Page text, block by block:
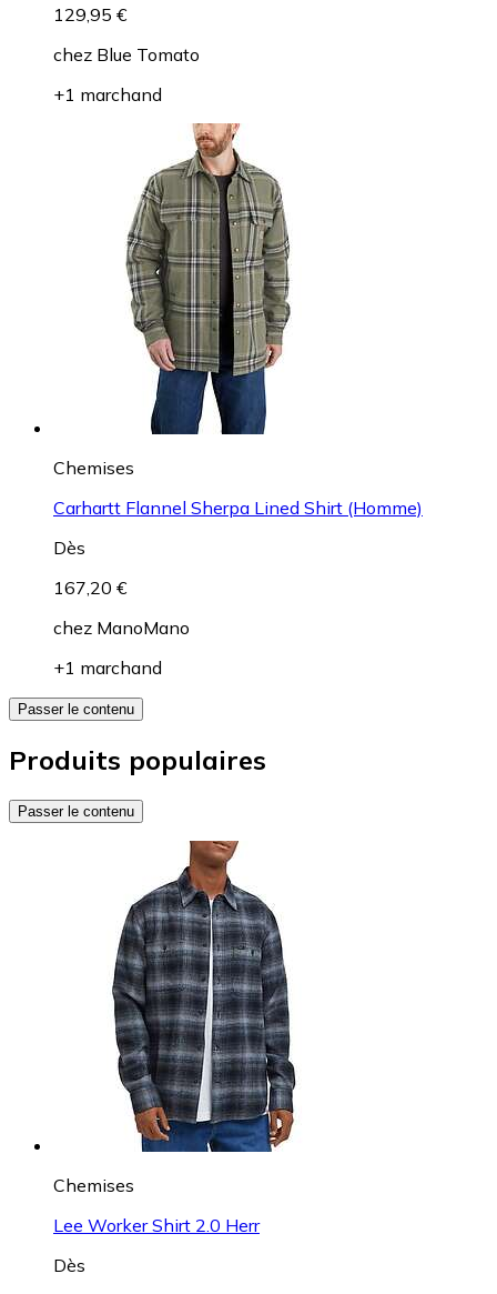
129,95 €
chez Blue Tomato
+1 marchand
Chemises
Carhartt Flannel Sherpa Lined Shirt (Homme)
Dès
167,20 €
chez ManoMano
+1 marchand
Passer le contenu
Produits populaires
Passer le contenu
Chemises
Lee Worker Shirt 2.0 Herr
Dès